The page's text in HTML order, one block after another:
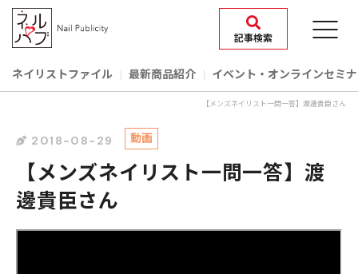
記事検索
ネイリストファイル 最新商品紹介 イベント‧オンラインセミ
【メンズネイリスト一問一答】渡邊貴臣さん
2018-08-29 動画
【メンズネイリスト一問一答】渡
邊貴臣さん